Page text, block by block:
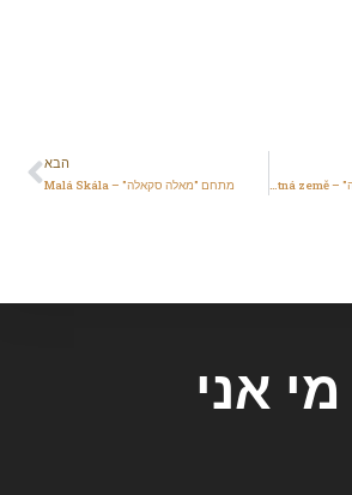
פארק השעשועים "ארץ שמחה" – Šťastná země
הבא
מתחם "מאלה סקאלה" – Malá Skála
מי אני